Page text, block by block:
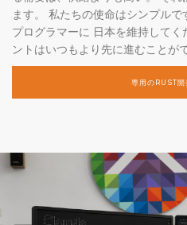
ます。 私たちの使命はシンプル
プログラマーに 日本を維持して
ントはいつもより先に進むことが
専用のRUST開